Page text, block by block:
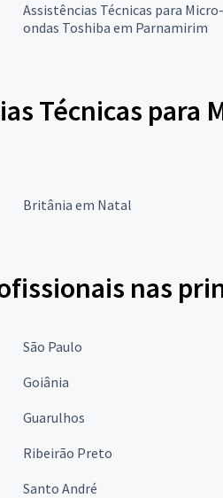
Assistências Técnicas para Micro-
ondas Toshiba em Parnamirim
Técnicas para
Britânia em Natal
nas
São Paulo
Goiânia
Guarulhos
Ribeirão Preto
Santo André